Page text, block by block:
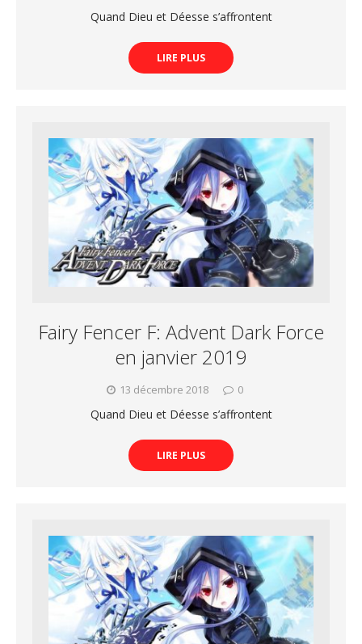
Quand Dieu et Déesse s’affrontent
LIRE PLUS
Fairy Fencer F: Advent Dark Force
en janvier 2019
13 décembre 2018 0
Quand Dieu et Déesse s’affrontent
LIRE PLUS